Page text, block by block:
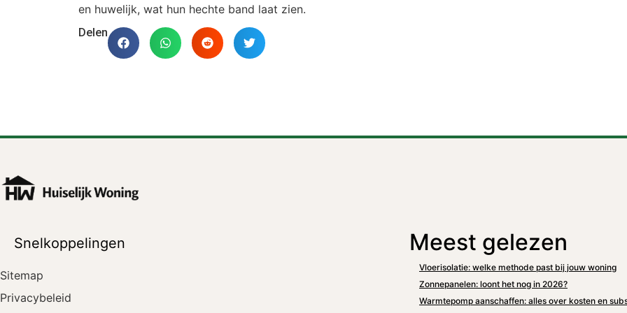
en huwelijk, wat hun hechte band laat zien.
Delen
Snelkoppelingen
Sitemap
Privacybeleid
Meest gelezen
Vloerisolatie: welke methode past bij jouw woning
Zonnepanelen: loont het nog in 2026?
Warmtepomp aanschaffen: alles over kosten en